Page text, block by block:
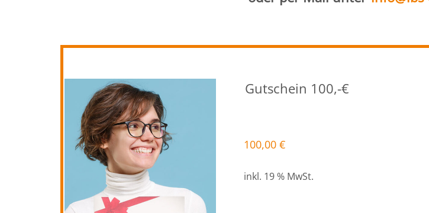
Gutschein 100,-€
100,00€
inkl. 19 % MwSt.